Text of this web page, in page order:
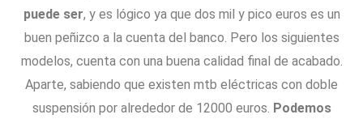
puede ser, y es lógico ya que dos mil y pico euros es un
buen peñizco a la cuenta del banco. Pero los siguientes
modelos, cuenta con una buena calidad final de acabado.
Aparte, sabiendo que existen mtb eléctricas con doble
suspensión por alrededor de 12000 euros. Podemos